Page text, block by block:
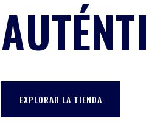
EXPLORAR LA TIENDA